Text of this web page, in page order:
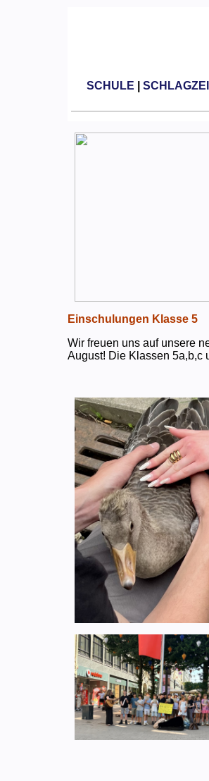
SCHULE
Einschulungen Klasse 5
Wir freuen uns auf unsere
August! Die Klassen 5a,b,c